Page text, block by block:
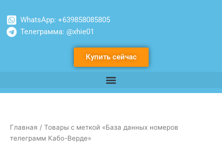
WhatsApp: +639858085805
Телеграмма: @xhie01
Купить сейчас
Главная / Товары с меткой «База данных номеров
телеграмм Кабо-Верде»